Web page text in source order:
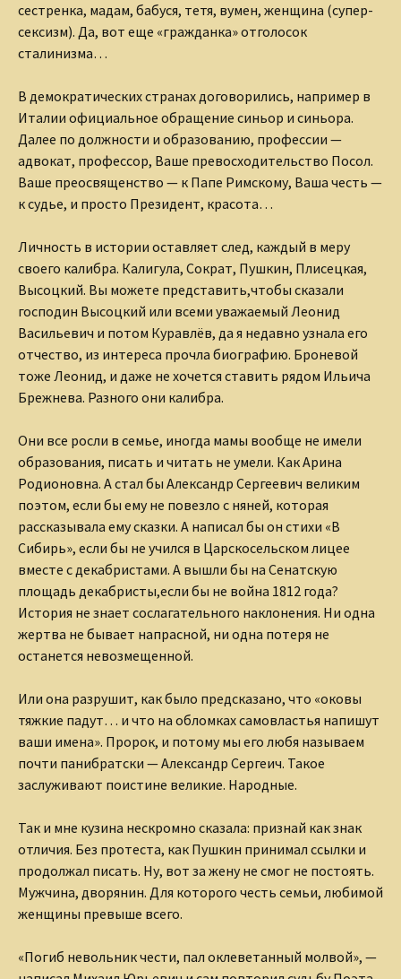
сестренка, мадам, бабуся, тетя, вумен, женщина (супер-
сексизм). Да, вот еще «гражданка» отголосок
сталинизма…
В демократических странах договорились, например в
Италии официальное обращение синьор и синьора.
Далее по должности и образованию, профессии —
адвокат, профессор, Ваше превосходительство Посол.
Ваше преосвященство — к Папе Римскому, Ваша честь —
к судье, и просто Президент, красота…
Личность в истории оставляет след, каждый в меру
своего калибра. Калигула, Сократ, Пушкин, Плисецкая,
Высоцкий. Вы можете представить,чтобы сказали
господин Высоцкий или всеми уважаемый Леонид
Васильевич и потом Куравлёв, да я недавно узнала его
отчество, из интереса прочла биографию. Броневой
тоже Леонид, и даже не хочется ставить рядом Ильича
Брежнева. Разного они калибра.
Они все росли в семье, иногда мамы вообще не имели
образования, писать и читать не умели. Как Арина
Родионовна. А стал бы Александр Сергеевич великим
поэтом, если бы ему не повезло с няней, которая
рассказывала ему сказки. А написал бы он стихи «В
Сибирь», если бы не учился в Царскосельском лицее
вместе с декабристами. А вышли бы на Сенатскую
площадь декабристы,если бы не война 1812 года?
История не знает сослагательного наклонения. Ни одна
жертва не бывает напрасной, ни одна потеря не
останется невозмещенной.
Или она разрушит, как было предсказано, что «оковы
тяжкие падут… и что на обломках самовластья напишут
ваши имена». Пророк, и потому мы его любя называем
почти панибратски — Александр Сергеич. Такое
заслуживают поистине великие. Народные.
Так и мне кузина нескромно сказала: признай как знак
отличия. Без протеста, как Пушкин принимал ссылки и
продолжал писать. Ну, вот за жену не смог не постоять.
Мужчина, дворянин. Для которого честь семьи, любимой
женщины превыше всего.
«Погиб невольник чести, пал оклеветанный молвой», —